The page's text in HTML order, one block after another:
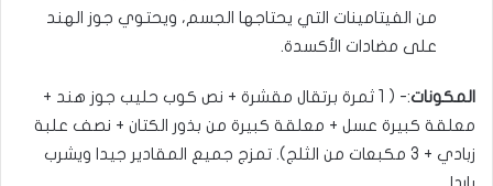
من الفيتامينات التي يحتاجها الجسم، ويحتوي جوز الهند
على مضادات الأكسدة.
المكونات
:- ( 1 ثمرة برتقال مقشرة + نص كوب حليب جوز هند +
معلقة كبيرة عسل + معلقة كبيرة من بذور الكتان + نصف علبة
زبادي + 3 مكبعات من الثلج). تمزج جميع المقادير جيدا ويشرب